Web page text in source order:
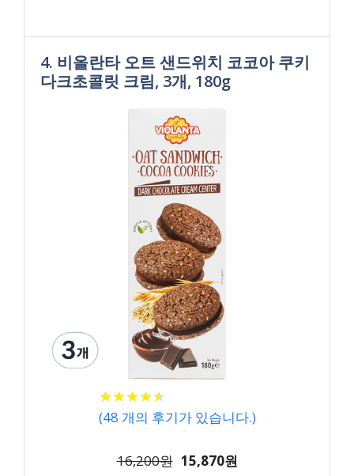
4. 비올란타 오트 샌드위치 코코아 쿠키
다크초콜릿 크림, 3개, 180g
★★★★★
★★★★★
(48 개의 후기가 있습니다.)
16,200원 15,870원